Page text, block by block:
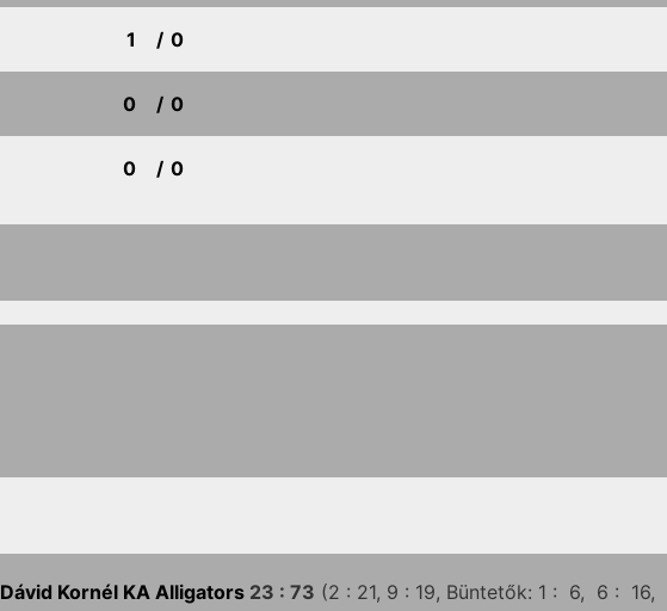
1 / 0
0 / 0
0 / 0
Dávid Kornél KA Alligators 23 : 73 (2 : 21, 9 : 19, Büntetők: 1 : 6, 6 : 16,